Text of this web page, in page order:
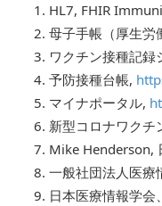
HL7, FHIR
母子手帳（厚生労
ワクチン接種記録
予防接種台帳,
マイナポータル,
新型コロナワクチ
Mike Henderson,
一般社団法人医療
日本医療情報学会